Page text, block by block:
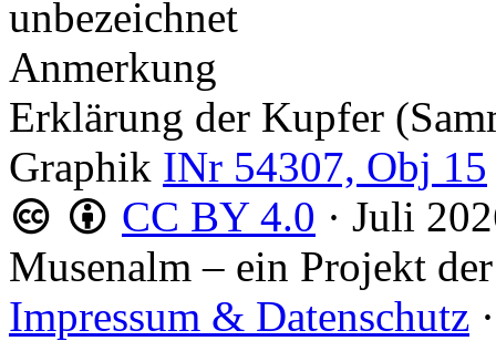
unbezeichnet
Anmerkung
Erklärung der Kupfer
Graphik INr 54307, Obj 15
CC BY 4.0 · Juli
Musenalm – ein Projekt der
Impressum & Datenschutz ·